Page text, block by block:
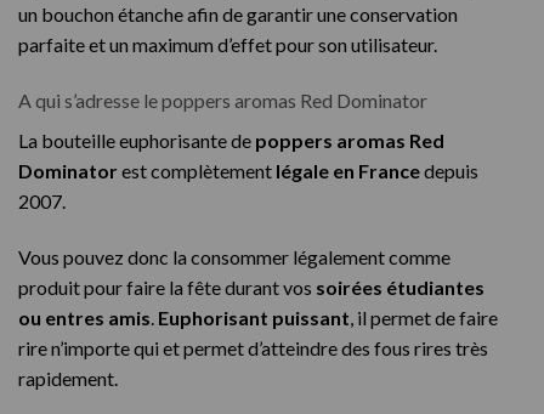
un bouchon étanche afin de garantir une conservation
parfaite et un maximum d’effet pour son utilisateur.
A qui s’adresse le poppers aromas Red Dominator
La bouteille euphorisante de poppers aromas Red
Dominatorest complètement légale en Francedepuis
2007.
Vous pouvez donc la consommer légalement comme
produit pour faire la fête durant vos soirées étudiantes
ou entres amis Euphorisant puissant , il permet de faire
rire n’importe qui et permet d’atteindre des fous rires très
rapidement.